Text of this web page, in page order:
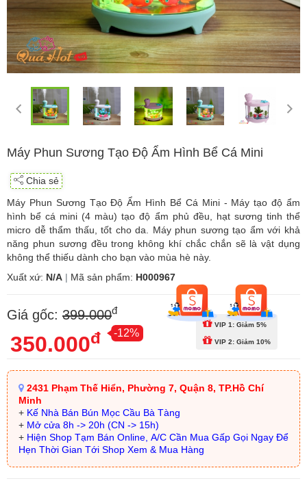
Máy Phun Sương Tạo Độ Ẩm Hình Bể Cá Mini
Chia sẻ
Máy Phun Sương Tạo Độ Ẩm Hình Bể Cá Mini - Máy tạo độ ẩm
hình bể cá mini (4 màu) tạo độ ẩm phủ đều, hạt sương tinh thể
micro dễ thẩm thấu, tốt cho da. Máy phun sương tạo ẩm với khả
năng phun sương đều trong không khí chắc chắn sẽ là vật dụng
không thể thiếu dành cho bạn vào mùa hè này.
Xuất xứ: N/A | Mã sản phẩm: H000967
Giá gốc: 399.000đ
350.000đ -12%
VIP 1: Giảm 5%
VIP 2: Giảm 10%
2431 Phạm Thế Hiển, Phường 7, Quận 8, TP.Hồ Chí
Minh
+ Kế Nhà Bán Bún Mọc Cầu Bà Tàng
+ Mở cửa 8h -> 20h (CN -> 15h)
+ Hiện Shop Tạm Bán Online, A/C Cần Mua Gấp Gọi Ngay Để
Hẹn Thời Gian Tới Shop Xem & Mua Hàng